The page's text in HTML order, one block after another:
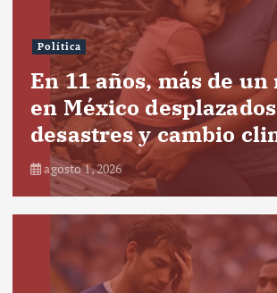
Política
En 11 años, más de
en México
desastres y cambio
agosto 1, 2026